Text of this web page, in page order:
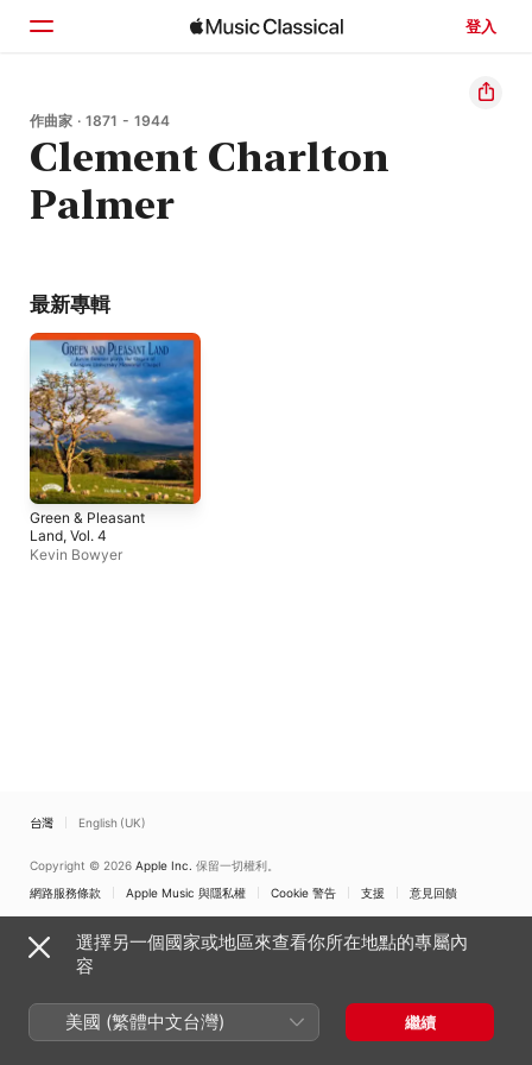
登入
首頁
瀏覽
搜尋
作曲家 · 1871 - 1944
Clement Charlton
Palmer
最新專輯
Green & Pleasant
Land, Vol. 4
Kevin Bowyer
台灣 English (UK)
Copyright © 2026 Apple Inc. 保留一切權利。
網路服務條款
Apple Music 與隱私權 Cookie 警告 支援 意見回饋
選擇另一個國家或地區來查看你所在地點的專屬內
容
美國 (繁體中文台灣) 繼續